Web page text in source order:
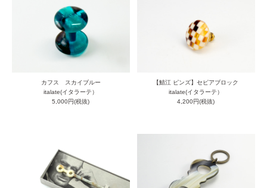
カフス スカイブルー
italate(イタラーテ）
5,000円(税抜)
【鯖江 ピンズ】セピアブロック
italate(イタラーテ）
4,200円(税抜)